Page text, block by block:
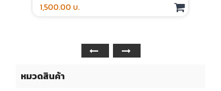
หมวดสินค้า
1,500.00 บ.